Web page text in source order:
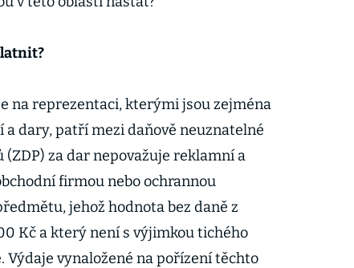
na reprezentaci, kterými jsou zejména
dary, patří mezi daňově neuznatelné
za dar nepovažuje reklamní a
firmou nebo ochrannou
jehož hodnota bez daně z
Kč a který není s výjimkou tichého
vynaložené na pořízení těchto